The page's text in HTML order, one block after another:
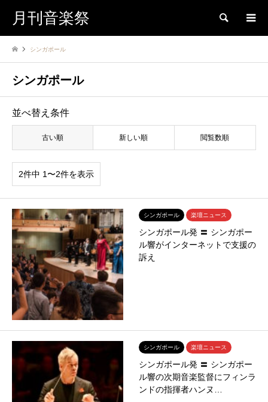
月刊音楽祭 検索
シンガポール
シンガポール
並べ替え条件
古い順 新しい順 閲覧数順
2件中 1〜2件を表示
シンガポール 楽壇ニュース
シンガポール発 〓 シンガポー
ル響がインターネットで支援の
訴え
シンガポール 楽壇ニュース
シンガポール発 〓 シンガポー
ル響の次期音楽監督にフィンラ
ンドの指揮者ハンヌ…